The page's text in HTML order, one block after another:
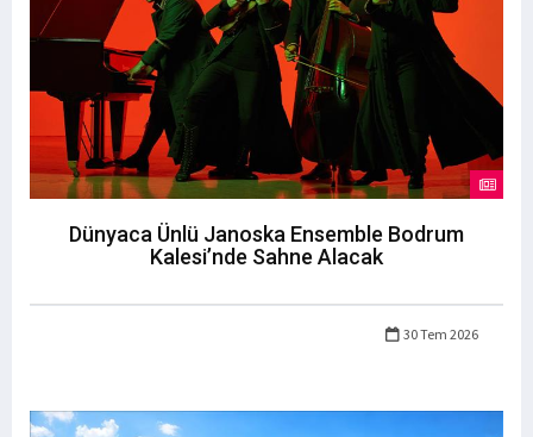
Dünyaca Ünlü Janoska Ensemble Bodrum
Kalesi’nde Sahne Alacak
30 Tem 2026